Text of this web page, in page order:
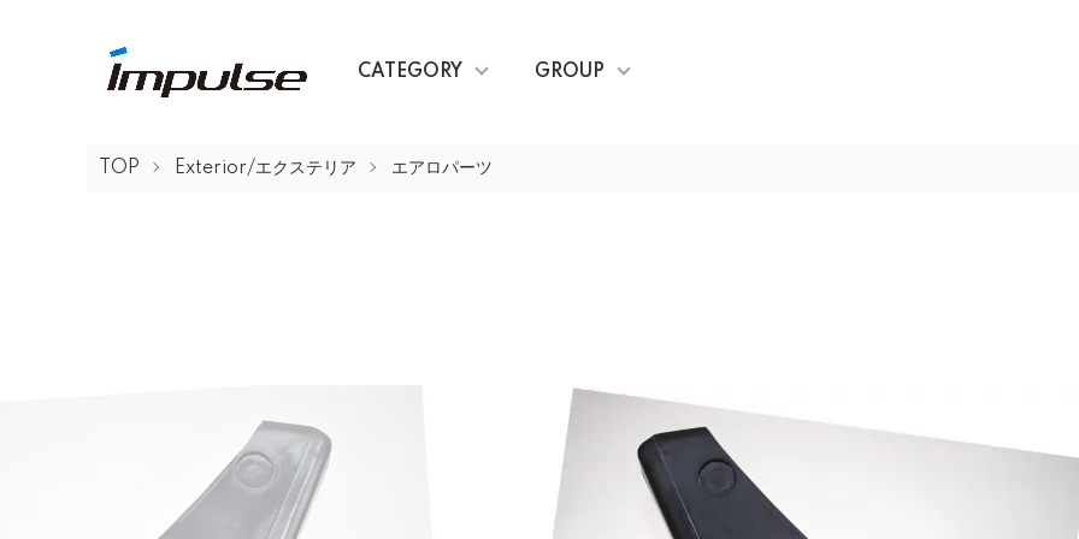
CATEGORY GROUP
TOP Exterior/エクステリア エアロパーツ